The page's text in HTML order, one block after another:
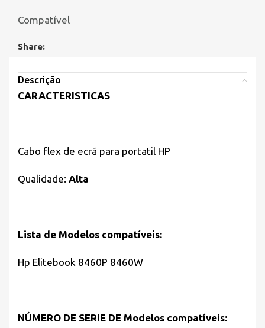
Compatível
Share:
Descrição
CARACTERISTICAS
Cabo flex de ecrã para portatil HP
Qualidade: Alta
Lista de Modelos compatíveis:
Hp Elitebook 8460P 8460W
NÚMERO DE SERIE DE Modelos compatíveis: